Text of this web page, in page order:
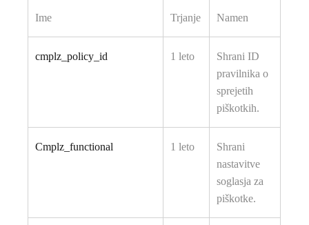
Ime Trjanje Namen
cmplz_policy_id 1 leto
Shrani ID
pravilnika o
sprejetih
piškotkih.
Cmplz_functional 1 leto
Shrani
nastavitve
soglasja za
piškotke.